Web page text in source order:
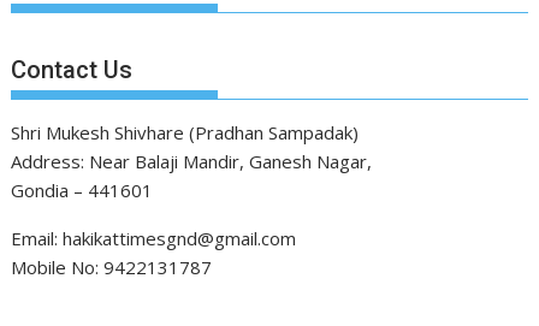
Contact Us
Shri Mukesh Shivhare (Pradhan Sampadak)
Address: Near Balaji Mandir, Ganesh Nagar,
Gondia – 441601
Email: hakikattimesgnd@gmail.com
Mobile No: 9422131787